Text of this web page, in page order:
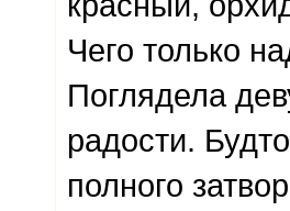
Чего только
Поглядела
радости.
полного